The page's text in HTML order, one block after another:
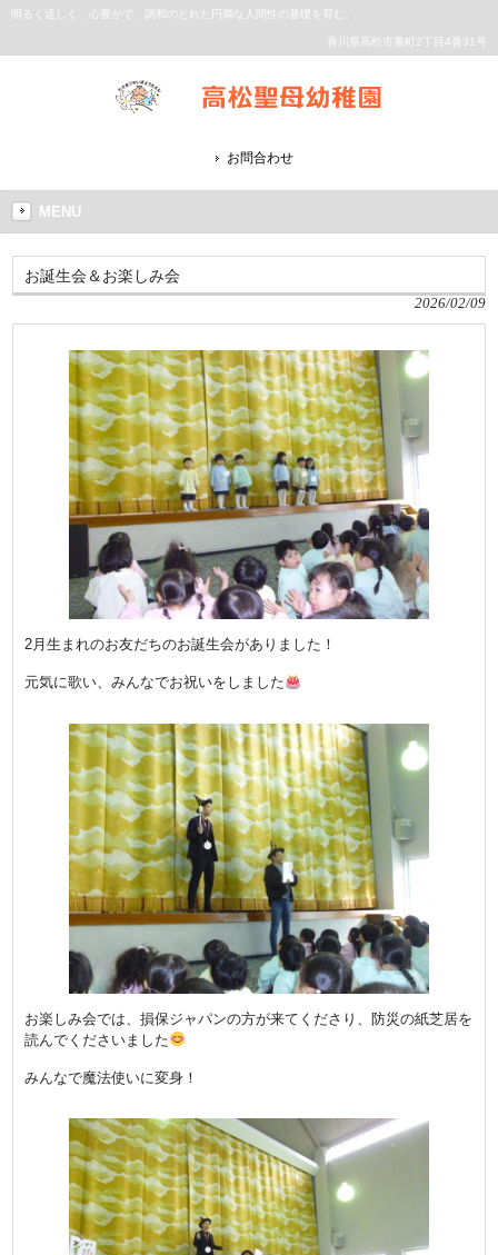
明るく逞しく、心豊かで、調和のとれた円満な人間性の基礎を育む。
香川県高松市番町2丁目4番31号
お問合わせ
MENU
お誕生会＆お楽しみ会
2026/02/09
2月生まれのお友だちのお誕生会がありました！
元気に歌い、みんなでお祝いをしました
お楽しみ会では、損保ジャパンの方が来てくださり、防災の紙芝居を
読んでくださいました
みんなで魔法使いに変身！